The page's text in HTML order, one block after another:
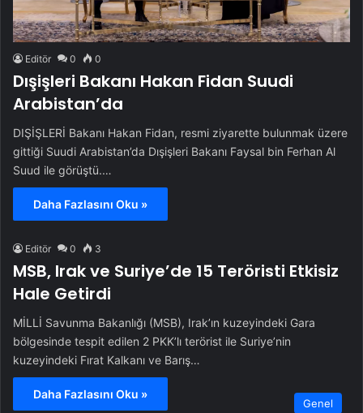
Editör 0 0
Dışişleri Bakanı Hakan Fidan Suudi
Arabistan’da
DIŞİŞLERİ Bakanı Hakan Fidan, resmi ziyarette bulunmak üzere
gittiği Suudi Arabistan’da Dışişleri Bakanı Faysal bin Ferhan Al
Suud ile görüştü.…
Daha Fazlasını Oku »
Editör 0 3
MSB, Irak ve Suriye’de 15 Teröristi Etkisiz
Hale Getirdi
MİLLİ Savunma Bakanlığı (MSB), Irak’ın kuzeyindeki Gara
bölgesinde tespit edilen 2 PKK’lı terörist ile Suriye’nin
kuzeyindeki Fırat Kalkanı ve Barış…
Daha Fazlasını Oku »
Genel